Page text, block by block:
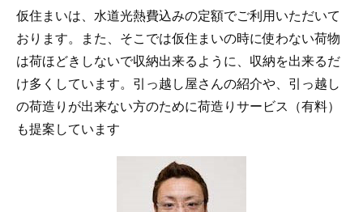
仮住まいは、水道光熱費込みの定額でご利用いただいて
おります。また、そこでは仮住まいの時に使わない荷物
は荷ほどきしないで収納出来るように、収納を出来るだ
け多くしています。引っ越し屋さんの紹介や、引っ越し
の荷造りが出来ない方のために荷造りサービス（有料）
も提案しています